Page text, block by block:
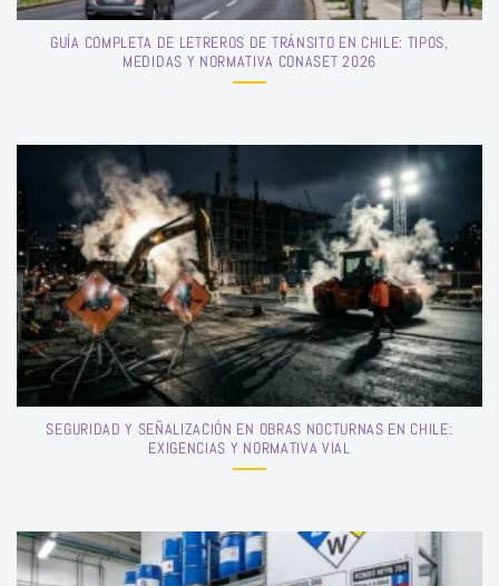
GUÍA COMPLETA DE LETREROS DE TRÁNSITO EN CHILE: TIPOS,
MEDIDAS Y NORMATIVA CONASET 2026
SEGURIDAD Y SEÑALIZACIÓN EN OBRAS NOCTURNAS EN CHILE:
EXIGENCIAS Y NORMATIVA VIAL